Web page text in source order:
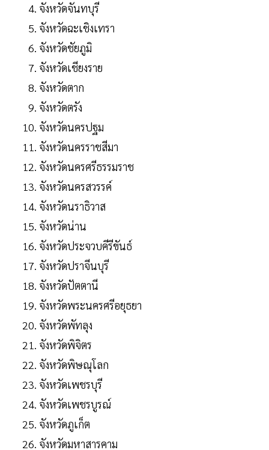
จังหวัดจันทบุรี
จังหวัดฉะเชิงเทรา
จังหวัดชัยภูมิ
จังหวัดเชียงราย
จังหวัดตาก
จังหวัดตรัง
จังหวัดนครปฐม
จังหวัดนครราชสีมา
จังหวัดนครศรีธรรมราช
จังหวัดนครสวรรค์
จังหวัดนราธิวาส
จังหวัดน่าน
จังหวัดประจวบคีรีขันธ์
จังหวัดปราจีนบุรี
จังหวัดปัตตานี
จังหวัดพระนครศรีอยุธยา
จังหวัดพัทลุง
จังหวัดพิจิตร
จังหวัดพิษณุโลก
จังหวัดเพชรบุรี
จังหวัดเพชรบูรณ์
จังหวัดภูเก็ต
จังหวัดมหาสารคาม